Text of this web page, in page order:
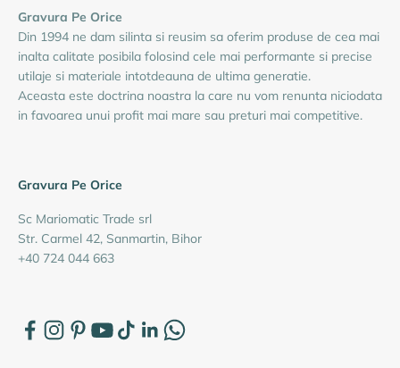
Gravura Pe Orice
Din 1994 ne dam silinta si reusim sa oferim produse de cea mai
inalta calitate posibila folosind cele mai performante si precise
utilaje si materiale intotdeauna de ultima generatie.
Aceasta este doctrina noastra la care nu vom renunta niciodata
in favoarea unui profit mai mare sau preturi mai competitive.
Gravura Pe Orice
Sc Mariomatic Trade srl
Str. Carmel 42, Sanmartin, Bihor
+40 724 044 663